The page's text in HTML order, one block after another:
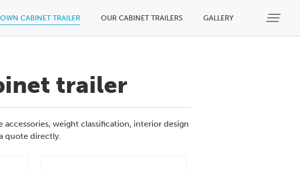
CABINET TRAILER OUR CABINET TRAILERS GALLERY
trailer
weight classification, interior design
quote directly.